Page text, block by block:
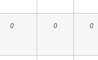
0 0 0